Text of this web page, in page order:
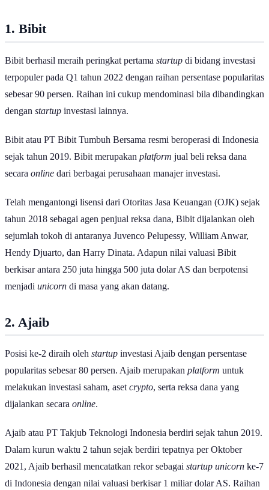
1. Bibit
Bibit berhasil meraih peringkat pertama startup di bidang investasi
terpopuler pada Q1 tahun 2022 dengan raihan persentase popularitas
sebesar 90 persen. Raihan ini cukup mendominasi bila dibandingkan
dengan startup investasi lainnya.
Bibit atau PT Bibit Tumbuh Bersama resmi beroperasi di Indonesia
sejak tahun 2019. Bibit merupakan platform jual beli reksa dana
secara online dari berbagai perusahaan manajer investasi.
Telah mengantongi lisensi dari Otoritas Jasa Keuangan (OJK) sejak
tahun 2018 sebagai agen penjual reksa dana, Bibit dijalankan oleh
sejumlah tokoh di antaranya Juvenco Pelupessy, William Anwar,
Hendy Djuarto, dan Harry Dinata. Adapun nilai valuasi Bibit
berkisar antara 250 juta hingga 500 juta dolar AS dan berpotensi
menjadi unicorn di masa yang akan datang.
2. Ajaib
Posisi ke-2 diraih oleh startup investasi Ajaib dengan persentase
popularitas sebesar 80 persen. Ajaib merupakan platform untuk
melakukan investasi saham, aset crypto, serta reksa dana yang
dijalankan secara online.
Ajaib atau PT Takjub Teknologi Indonesia berdiri sejak tahun 2019.
Dalam kurun waktu 2 tahun sejak berdiri tepatnya per Oktober
2021, Ajaib berhasil mencatatkan rekor sebagai startup unicorn ke-7
di Indonesia dengan nilai valuasi berkisar 1 miliar dolar AS. Raihan